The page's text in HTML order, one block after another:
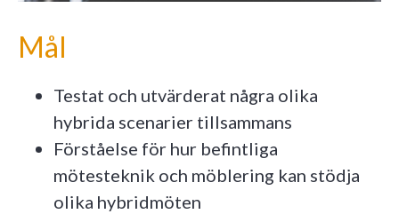
Mål
Testat och utvärderat några olika
hybrida scenarier tillsammans
Förståelse för hur befintliga
mötesteknik och möblering kan stödja
olika hybridmöten